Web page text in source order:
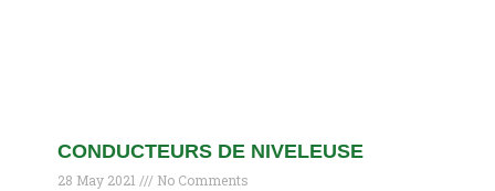
CONDUCTEURS DE NIVELEUSE
28 May 2021
No Comments